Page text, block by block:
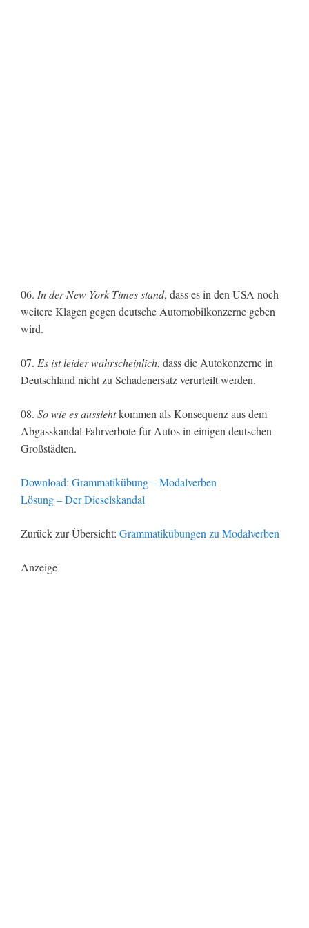
06. In der New York Times stand, dass es in den USA noch
weitere Klagen gegen deutsche Automobilkonzerne geben
wird.
07. Es ist leider wahrscheinlich, dass die Autokonzerne in
Deutschland nicht zu Schadenersatz verurteilt werden.
08. So wie es aussiehtkommen als Konsequenz aus dem
Abgasskandal Fahrverbote für Autos in einigen deutschen
Großstädten.
Download: Grammatikübung – Modalverben
Lösung – Der Dieselskandal
Zurück zur Übersicht: Grammatikübungen zu Modalverben
Anzeige